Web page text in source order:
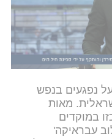
הבניינים
>>> הצטרפו לערוץ הווטסאפ החדש של i24NEWS
נפגעים בנפש
מאות
במוקדים
עבראיקה'